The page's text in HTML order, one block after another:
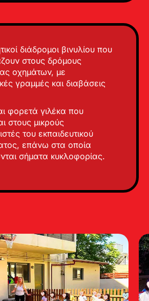
διάδρομοι βινυλίου που
στους δρόμους
οχημάτων, με
γραμμές και διαβάσεις
φορετά γιλέκα που
στους μικρούς
του εκπαιδευτικού
επάνω στα οποία
σήματα κυκλοφορίας.